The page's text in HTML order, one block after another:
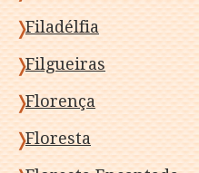
Filadélfia
Filgueiras
Florença
Floresta